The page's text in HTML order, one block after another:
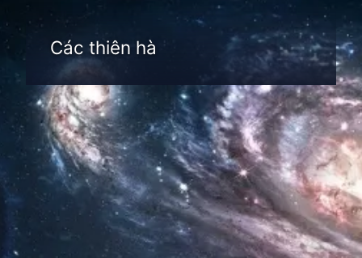
Các thiên hà